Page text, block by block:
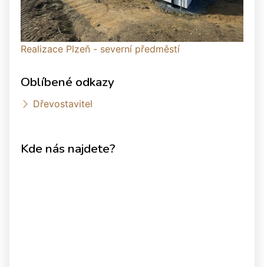
Realizace Plzeň - severní předměstí
Oblíbené odkazy
Dřevostavitel
Kde nás najdete?